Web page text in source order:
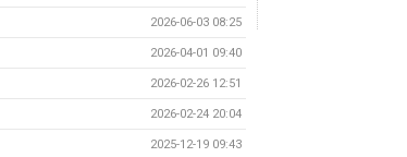
2026-06-03 08:25
2026-04-01 09:40
2026-02-26 12:51
2026-02-24 20:04
2025-12-19 09:43